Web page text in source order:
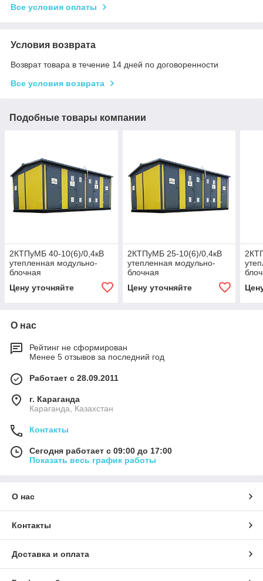
Все условия оплаты
Условия возврата
Возврат товара в течение 14 дней по договоренности
Все условия возврата
Подобные товары компании
2КТПуМБ 40-10(6)/0,4кВ
утепленная модульно-
блочная
подстанция
Цену уточняйте
2КТПуМБ 25-10(6)/0,4кВ
утепленная модульно-
блочная
подстанция
Цену уточняйте
О нас
Рейтинг не сформирован
Менее 5 отзывов за последний год
Работает с 28.09.2011
г. Караганда
Караганда, Казахстан
Контакты
Сегодня работает с 09:00 до 17:00
Показать весь график работы
О нас
Контакты
Доставка и оплата